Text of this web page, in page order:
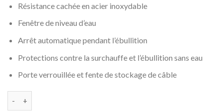
Résistance cachée en acier inoxydable
Fenêtre de niveau d’eau
Arrêt automatique pendant l’ébullition
Protections contre la surchauffe et l’ébullition sans eau
Porte verrouillée et fente de stockage de câble